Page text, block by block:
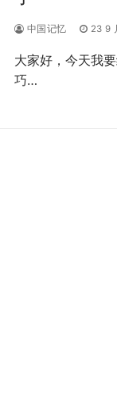
中国记忆 23 9
大家好，今天我
巧…